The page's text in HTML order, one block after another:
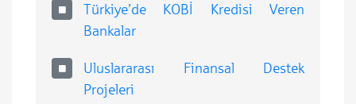
Türkiye’de KOBİ Kredisi Veren
Bankalar
Uluslararası Finansal Destek
Projeleri